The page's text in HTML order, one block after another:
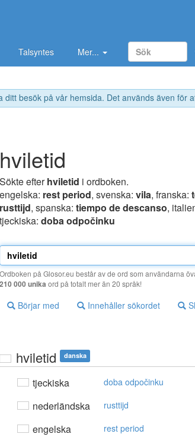
besök på vår hemsida. Det används även
Talsyntes Mer...
hviletid
Sökte efterhviletid i ordboken.
engelska: rest period, svenska: vila, franska:
rusttijd, spanska: tiempo de descanso,
tjeckiska: doba odpočinku
Ordboken på Glosor.eu består av de ord som användarna
210 000 unika ord på totalt mer än 20 språk!
Börjar med Innehåller sökordet
hviletid danska
tjeckiska doba odpočinku
nederländska rusttijd
engelska rest period